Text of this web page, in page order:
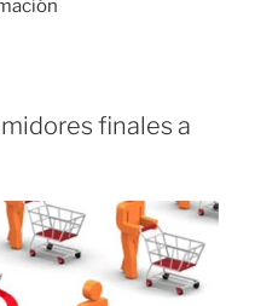
finales a